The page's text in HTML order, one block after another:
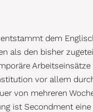
dem
als den bisher
vor allem
von mehreren
ist Secondment